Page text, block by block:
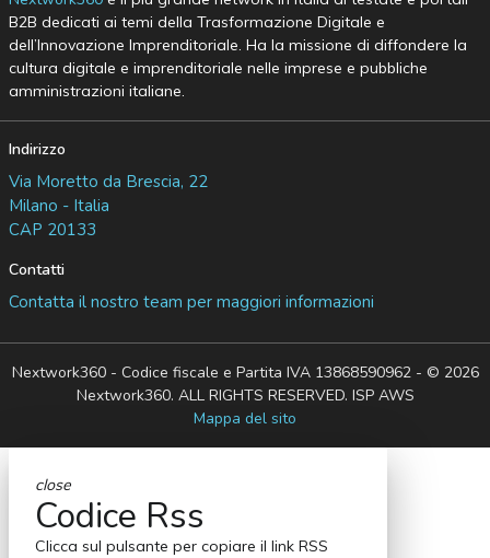
B2B dedicati ai temi della Trasformazione Digitale e
dell’Innovazione Imprenditoriale. Ha la missione di diffondere la
cultura digitale e imprenditoriale nelle imprese e pubbliche
amministrazioni italiane.
Indirizzo
Via Moretto da Brescia, 22
Milano - Italia
CAP 20133
Contatti
Contatta il nostro team per maggiori informazioni
Nextwork360 - Codice fiscale e Partita IVA 13868590962 - © 2026
Nextwork360. ALL RIGHTS RESERVED. ISP AWS
Mappa del sito
close
Codice Rss
Clicca sul pulsante per copiare il link RSS